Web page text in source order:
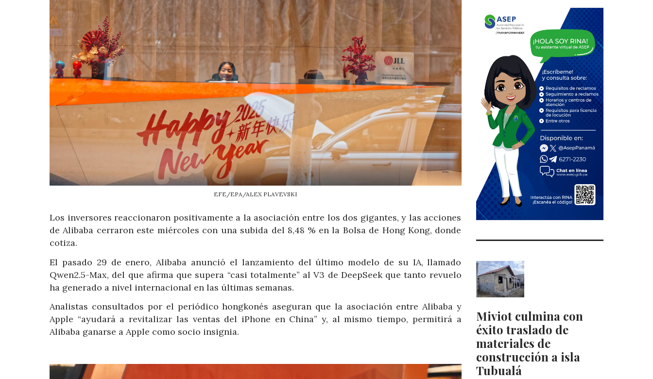
EFE/EPA/ALEX PLAVEVSKI
Los inversores reaccionaron positivamente a la asociación entre los dos gigantes, y las acciones
de Alibaba cerraron este miércoles con una subida del 8,48 % en la Bolsa de Hong Kong, donde
cotiza.
El pasado 29 de enero, Alibaba anunció el lanzamiento del último modelo de su IA, llamado
Qwen2.5-Max, del que afirma que supera “casi totalmente” al V3 de DeepSeek que tanto revuelo
ha generado a nivel internacional en las últimas semanas.
Analistas consultados por el periódico hongkonés aseguran que la asociación entre Alibaba y
Apple “ayudará a revitalizar las ventas del iPhone en China” y, al mismo tiempo, permitirá a
Alibaba ganarse a Apple como socio insignia.
Miviot culmina con
éxito traslado de
materiales de
construcción a isla
Tubualá